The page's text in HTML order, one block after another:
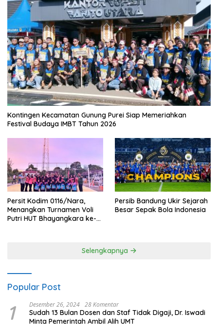
Kontingen Kecamatan Gunung Purei Siap Memeriahkan
Festival Budaya IMBT Tahun 2026
Persit Kodim 0116/Nara,
Menangkan Turnamen Voli
Putri HUT Bhayangkara ke-
Persib Bandung Ukir Sejarah
Besar Sepak Bola Indonesia
Selengkapnya
Popular Post
1 Desember 26, 2024 28 Komentar
Sudah 13 Bulan Dosen dan Staf Tidak Digaji, Dr. Iswadi
Minta Pemerintah Ambil Alih UMT